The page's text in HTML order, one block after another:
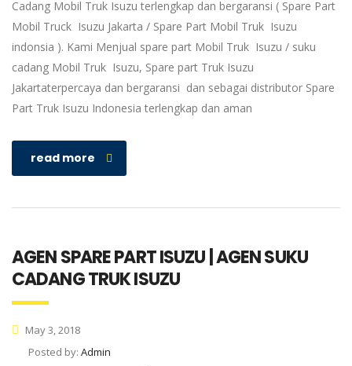
Cadang Mobil Truk Isuzu terlengkap dan bergaransi ( Spare Part
Mobil Truck Isuzu Jakarta / Spare Part Mobil Truk Isuzu
indonsia ). Kami Menjual spare part Mobil Truk Isuzu / suku
cadang Mobil Truk Isuzu, Spare part Truk Isuzu
Jakartaterpercaya dan bergaransi dan sebagai distributor Spare
Part Truk Isuzu Indonesia terlengkap dan aman
read more
AGEN SPARE PART ISUZU | AGEN SUKU
CADANG TRUK ISUZU
May 3, 2018
Posted by: Admin